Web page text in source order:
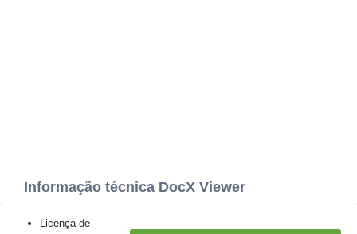
Informação técnica DocX Viewer
Licença de